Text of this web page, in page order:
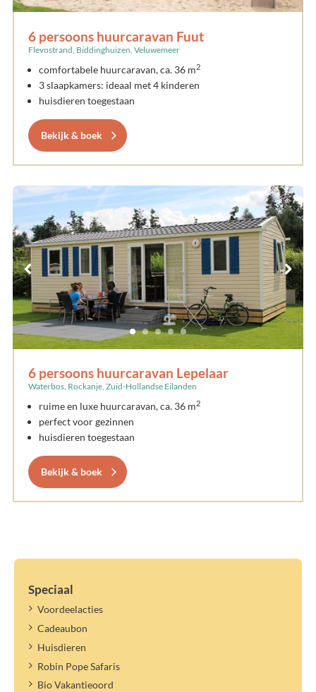
6 persoons huurcaravan Fuut
Flevostrand, Biddinghuizen, Veluwemeer
comfortabele huurcaravan, ca. 36 m2
3 slaapkamers: ideaal met 4 kinderen
huisdieren toegestaan
Bekijk & boek
6 persoons huurcaravan Lepelaar
Waterbos, Rockanje, Zuid-Hollandse Eilanden
ruime en luxe huurcaravan, ca. 36 m2
perfect voor gezinnen
huisdieren toegestaan
Bekijk & boek
Speciaal
Voordeelacties
Cadeaubon
Huisdieren
Robin Pope Safaris
Bio Vakantieoord